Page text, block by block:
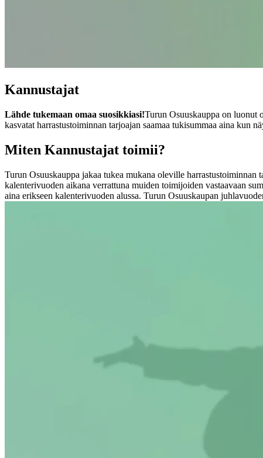
Kannustajat
Lähde tukemaan omaa suosikkiasi!Turun Osuuskauppa on luonut
kasvatat harrastustoiminnan tarjoajan saamaa tukisummaa aina kun
Miten Kannustajat toimii?
Turun Osuuskauppa jakaa tukea mukana oleville
kalenterivuoden aikana verrattuna muiden toimijoiden vastaavaan
aina erikseen kalenterivuoden alussa. Turun Osuuskaupan